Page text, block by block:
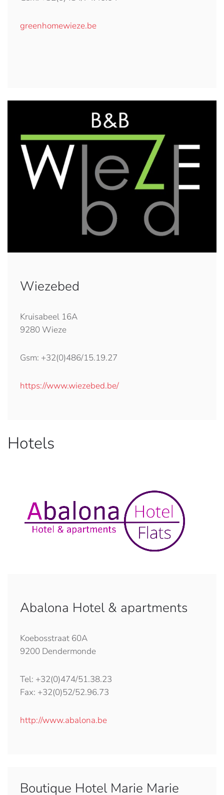
greenhomewieze.be
Wiezebed
Kruisabeel 16A
9280 Wieze
Gsm: +32(0)486/15.19.27
https://www.wiezebed.be/
Hotels
Abalona Hotel & apartments
Koebosstraat 60A
9200 Dendermonde
Tel: +32(0)474/51.38.23
Fax: +32(0)52/52.96.73
http://www.abalona.be
Boutique Hotel Marie Marie